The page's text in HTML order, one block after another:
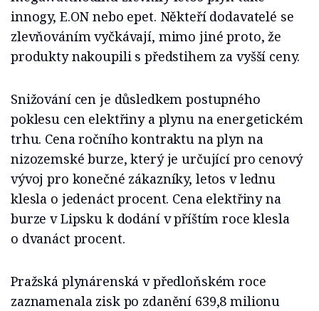
innogy, E.ON nebo epet. Někteří dodavatelé se
zlevňováním vyčkávají, mimo jiné proto, že
produkty nakoupili s předstihem za vyšší ceny.
Snižování cen je důsledkem postupného
poklesu cen elektřiny a plynu na energetickém
trhu. Cena ročního kontraktu na plyn na
nizozemské burze, který je určující pro cenový
vývoj pro konečné zákazníky, letos v lednu
klesla o jedenáct procent. Cena elektřiny na
burze v Lipsku k dodání v příštím roce klesla
o dvanáct procent.
Pražská plynárenská v předloňském roce
zaznamenala zisk po zdanění 639,8 milionu